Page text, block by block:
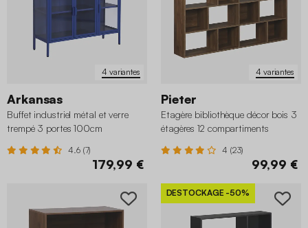
4 variantes
Arkansas
Buffet industriel métal et verre
trempé 3 portes 100cm
4.6 (7)
179,99 €
4 variantes
Pieter
Etagère bibliothèque décor bois 3
étagères 12 compartiments
4 (23)
99,99 €
DESTOCKAGE -50%